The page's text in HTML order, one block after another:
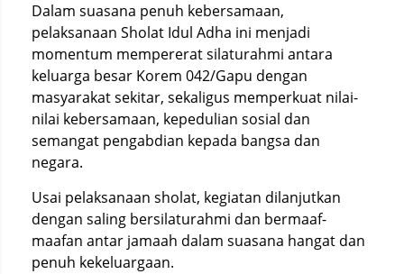
Dalam suasana penuh kebersamaan,
pelaksanaan Sholat Idul Adha ini menjadi
momentum mempererat silaturahmi antara
keluarga besar Korem 042/Gapu dengan
masyarakat sekitar, sekaligus memperkuat nilai-
nilai kebersamaan, kepedulian sosial dan
semangat pengabdian kepada bangsa dan
negara.
Usai pelaksanaan sholat, kegiatan dilanjutkan
dengan saling bersilaturahmi dan bermaaf-
maafan antar jamaah dalam suasana hangat dan
penuh kekeluargaan.